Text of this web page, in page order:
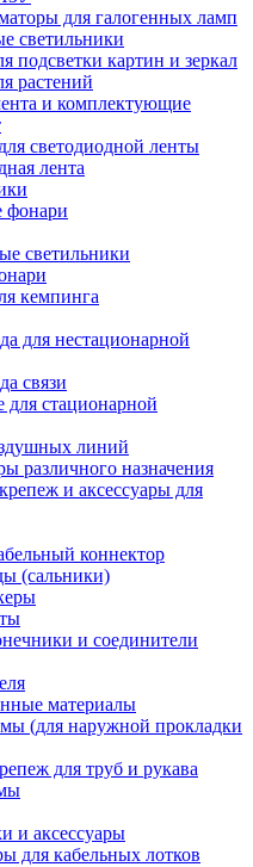
для галогенных ламп
светильники
подсветки картин и зеркал
растений
и комплектующие
светодиодной ленты
лента
фонари
светильники
кемпинга
для нестационарной
связи
для стационарной
линий
различного назначения
и аксессуары для
коннектор
(сальники)
и соединители
материалы
(для наружной прокладки
для труб и рукава
и аксессуары
для кабельных лотков